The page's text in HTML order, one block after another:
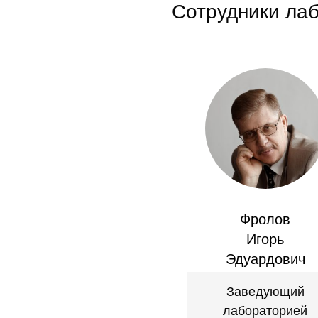
Сотрудники
Фролов
Игорь
Эдуардович
Заведующий
лабораторией